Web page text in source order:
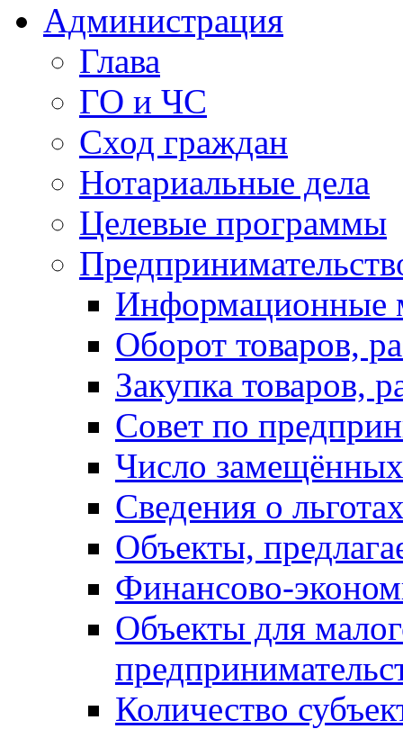
Администрация
Глава
ГО и ЧС
Сход граждан
Нотариальные дела
Целевые программы
Информационные
Оборот товаров,
Закупка товаров,
Совет по
Число
Сведения о
Объекты,
Финансово-
Объекты для
Количество